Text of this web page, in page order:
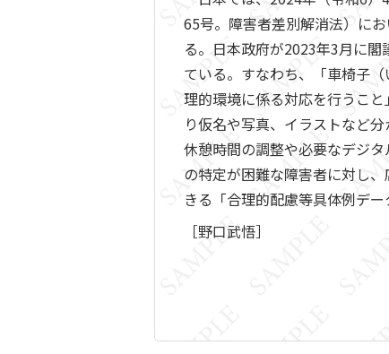
65号。障害者差別解消法）に
る。日本政府が2023年3月に
ている。すなわち、「車椅子
理的環境に係る対応を行うこ
り仮名や写真、イラストなど
休憩時間の調整や必要なデジ
の特定が困難な障害者に対し
きる「合理的配慮等具体例デ
［野口武悟］